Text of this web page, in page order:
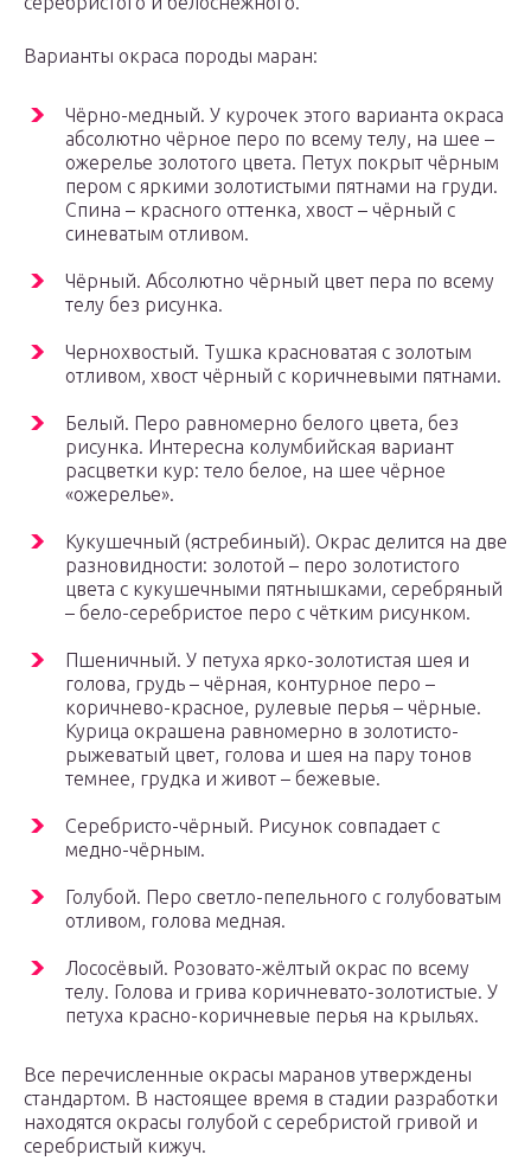
Варианты окраса породы маран:
Чёрно-медный. У курочек этого варианта окраса
абсолютно чёрное перо по всему телу, на шее –
ожерелье золотого цвета. Петух покрыт чёрным
пером с яркими золотистыми пятнами на груди.
Спина – красного оттенка, хвост – чёрный с
синеватым отливом.
Чёрный. Абсолютно чёрный цвет пера по всему
телу без рисунка.
Чернохвостый. Тушка красноватая с золотым
отливом, хвост чёрный с коричневыми пятнами.
Белый. Перо равномерно белого цвета, без
рисунка. Интересна колумбийская вариант
расцветки кур: тело белое, на шее чёрное
«ожерелье».
Кукушечный (ястребиный). Окрас делится на две
разновидности: золотой – перо золотистого
цвета с кукушечными пятнышками, серебряный
– бело-серебристое перо с чётким рисунком.
Пшеничный. У петуха ярко-золотистая шея и
голова, грудь – чёрная, контурное перо –
коричнево-красное, рулевые перья – чёрные.
Курица окрашена равномерно в золотисто-
рыжеватый цвет, голова и шея на пару тонов
темнее, грудка и живот – бежевые.
Серебристо-чёрный. Рисунок совпадает с
медно-чёрным.
Голубой. Перо светло-пепельного с голубоватым
отливом, голова медная.
Лососёвый. Розовато-жёлтый окрас по всему
телу. Голова и грива коричневато-золотистые. У
петуха красно-коричневые перья на крыльях.
Все перечисленные окрасы маранов утверждены
стандартом. В настоящее время в стадии разработки
находятся окрасы голубой с серебристой гривой и
серебристый кижуч.